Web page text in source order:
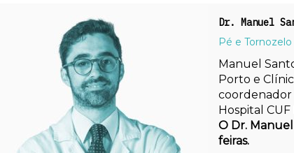
Dr. Manuel
Pé e Tornozelo
Manuel
Porto e
coordenador
Hospital
O Dr. Manuel
feiras.